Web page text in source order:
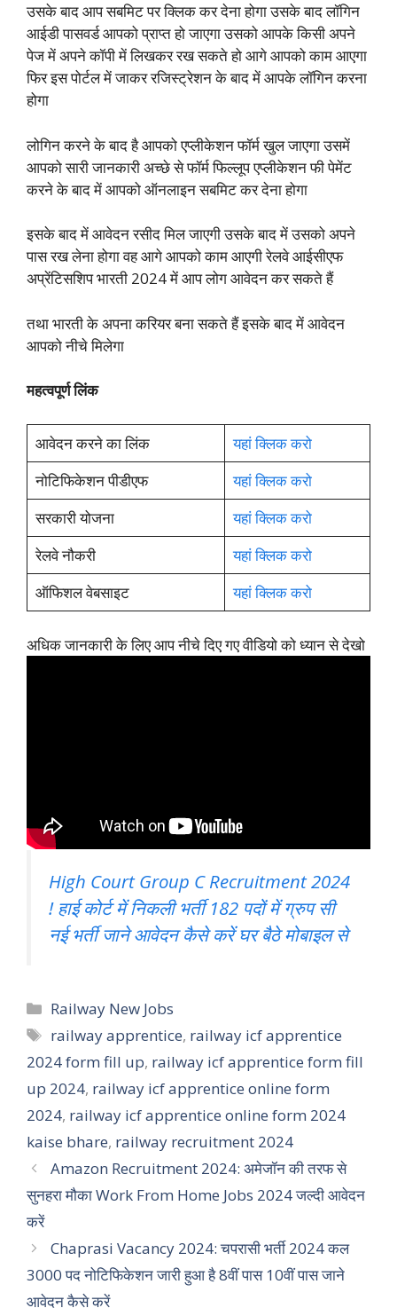
उसके बाद आप सबमिट पर क्लिक कर देना होगा उसके बाद लॉगिन
आईडी पासवर्ड आपको प्राप्त हो जाएगा उसको आपके किसी अपने
पेज में अपने कॉपी में लिखकर रख सकते हो आगे आपको काम आएगा
फिर इस पोर्टल में जाकर रजिस्ट्रेशन के बाद में आपके लॉगिन करना
होगा
लोगिन करने के बाद है आपको एप्लीकेशन फॉर्म खुल जाएगा उसमें
आपको सारी जानकारी अच्छे से फॉर्म फिल्लूप एप्लीकेशन फी पेमेंट
करने के बाद में आपको ऑनलाइन सबमिट कर देना होगा
इसके बाद में आवेदन रसीद मिल जाएगी उसके बाद में उसको अपने
पास रख लेना होगा वह आगे आपको काम आएगी रेलवे आईसीएफ
अप्रेंटिसशिप भारती 2024 में आप लोग आवेदन कर सकते हैं
तथा भारती के अपना करियर बना सकते हैं इसके बाद में आवेदन
आपको नीचे मिलेगा
महत्वपूर्ण लिंक
आवेदन करने का लिंक
यहां क्लिक करो
नोटिफिकेशन पीडीएफ
यहां क्लिक करो
सरकारी योजना
यहां क्लिक करो
रेलवे नौकरी
यहां क्लिक करो
ऑफिशल वेबसाइट
यहां क्लिक करो
अधिक जानकारी के लिए आप नीचे दिए गए वीडियो को ध्यान से देखो
High Court Group C Recruitment 2024
! हाई कोर्ट में निकली भर्ती 182 पदों में ग्रुप सी
नई भर्ती जाने आवेदन कैसे करें घर बैठे मोबाइल से
Categories
Railway New Jobs
Tags
railway apprentice, railway icf apprentice
2024 form fill up, railway icf apprentice form fill
up 2024, railway icf apprentice online form
2024, railway icf apprentice online form 2024
kaise bhare, railway recruitment 2024
Amazon Recruitment 2024: अमेजॉन की तरफ से
सुनहरा मौका Work From Home Jobs 2024 जल्दी आवेदन
करें
Chaprasi Vacancy 2024: चपरासी भर्ती 2024 कल
3000 पद नोटिफिकेशन जारी हुआ है 8वीं पास 10वीं पास जाने
आवेदन कैसे करें